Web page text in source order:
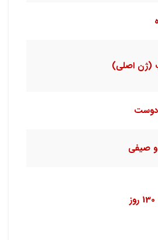
(ژن اصلی)
دوست
صیفی